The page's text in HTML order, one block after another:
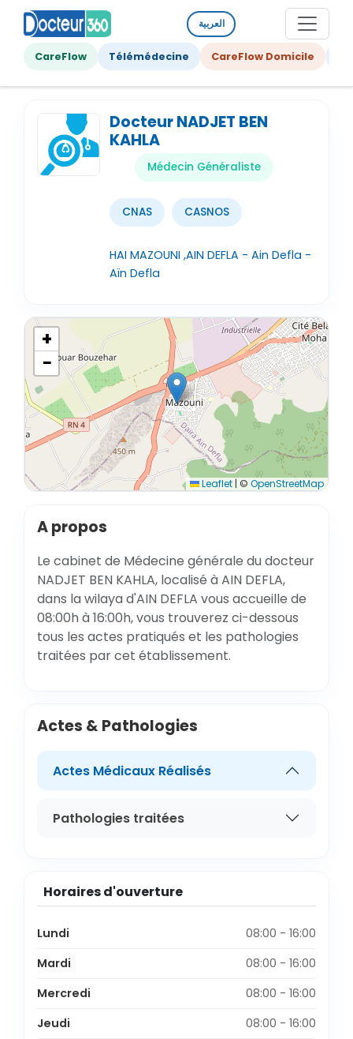
العربية
CareFlow Télémédecine CareFlow Domicile
Docteur NADJET BEN
KAHLA
Médecin Généraliste
CNAS CASNOS
HAI MAZOUNI ,AIN DEFLA - Ain Defla -
Aïn Defla
+
−
Leaflet | © OpenStreetMap
A propos
Le cabinet de Médecine générale du docteur
NADJET BEN KAHLA, localisé à AIN DEFLA,
dans la wilaya d'AIN DEFLA vous accueille de
08:00h à 16:00h, vous trouverez ci-dessous
tous les actes pratiqués et les pathologies
traitées par cet établissement.
Actes & Pathologies
Actes Médicaux Réalisés
Pathologies traitées
Horaires d'ouverture
Lundi
08:00 - 16:00
Mardi
08:00 - 16:00
Mercredi
08:00 - 16:00
Jeudi
08:00 - 16:00